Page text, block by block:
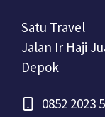
Satu Travel
Jalan Ir Haji
Depok
0852 2023